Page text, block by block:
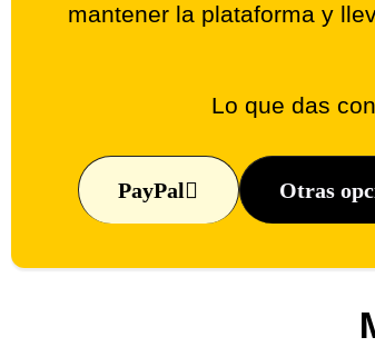
mantener la plataforma y
Lo que das con
PayPal Otras